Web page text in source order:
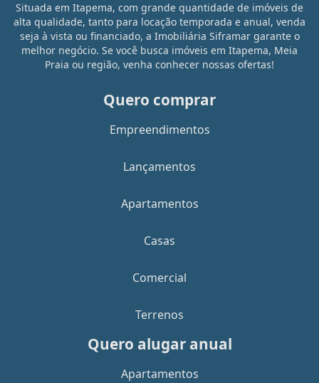
Situada em Itapema, com grande quantidade de imóveis de
alta qualidade, tanto para locação temporada e anual, venda
seja à vista ou financiado, a Imobiliária Siframar garante o
melhor negócio. Se você busca imóveis em Itapema, Meia
Praia ou região, venha conhecer nossas ofertas!
Quero comprar
Empreendimentos
Lançamentos
Apartamentos
Casas
Comercial
Terrenos
Quero alugar anual
Apartamentos